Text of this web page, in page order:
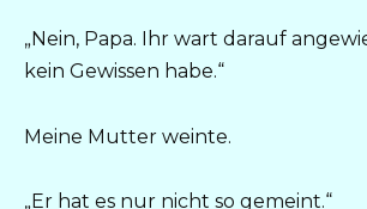
„Nein, Papa. Ihr wart darauf
kein Gewissen habe.“
Meine Mutter weinte.
„Er hat es nur nicht so gemeint.“